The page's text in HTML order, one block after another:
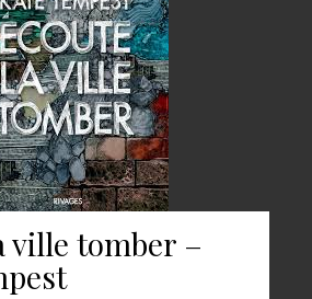
ville tomber –